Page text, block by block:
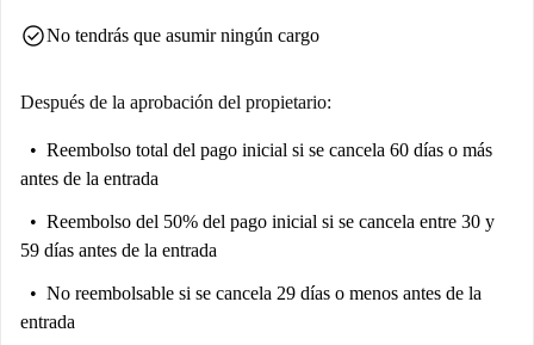
check_circleNo tendrás que asumir ningún cargo
Después de la aprobación del propietario:
Reembolso total del pago inicial si se cancela 60 días o más
antes de la entrada
Reembolso del 50% del pago inicial si se cancela entre 30 y
59 días antes de la entrada
No reembolsable si se cancela 29 días o menos antes de la
entrada